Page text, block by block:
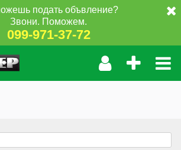
подать объвление?
Звони. Поможем.
099-971-37-72